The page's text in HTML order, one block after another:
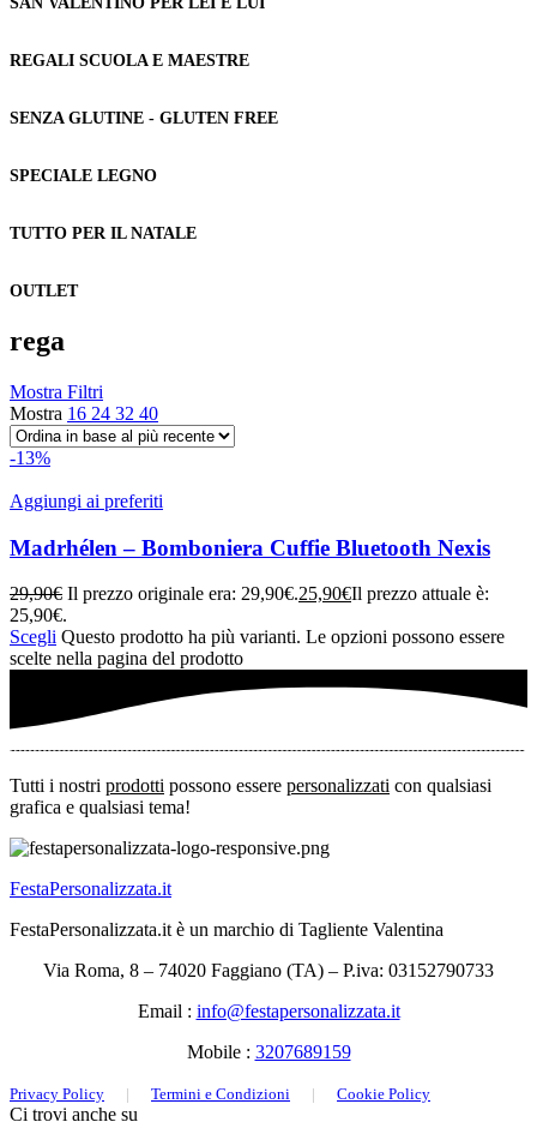
REGALI SCUOLA E MAESTRE
SENZA GLUTINE - GLUTEN FREE
SPECIALE LEGNO
TUTTO PER IL NATALE
OUTLET
rega
Mostra Filtri
Mostra 16 24 32 40
-13%
Aggiungi ai preferiti
Madrhélen – Bomboniera Cuffie Bluetooth Nexis
29,90€ Il prezzo originale era: 29,90€.25,90€Il prezzo attuale è:
25,90€.
Scegli Questo prodotto ha più varianti. Le opzioni possono essere
scelte nella pagina del prodotto
Tutti i nostri prodotti possono essere personalizzati con qualsiasi
grafica e qualsiasi tema!
FestaPersonalizzata.it
FestaPersonalizzata.it è un marchio di Tagliente Valentina
Via Roma, 8 – 74020 Faggiano (TA) – P.iva: 03152790733
Email : info@festapersonalizzata.it
Mobile : 3207689159
Privacy Policy | Termini e Condizioni | Cookie Policy
Ci trovi anche su